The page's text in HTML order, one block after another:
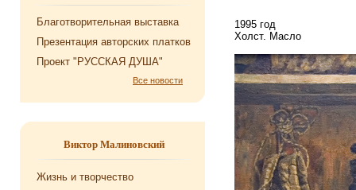
Благотворительная выставка
Презентация авторских платков
Проект "РУССКАЯ ДУША"
Все новости
Виктор Малиновский
Жизнь и творчество
1995 год
Холст. Масло